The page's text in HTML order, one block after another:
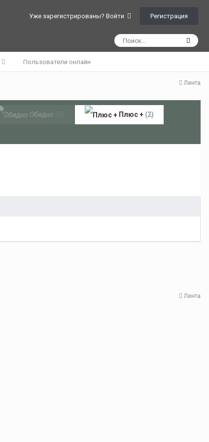
Уже зарегистрированы? Войти Регистрация
Пользователи онлайн
Лента
Обидно (0) Плюс + (2)
Лента